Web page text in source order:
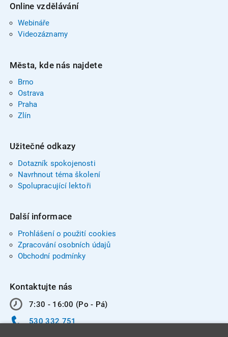
Online vzdělávání
Webináře
Videozáznamy
Města, kde nás najdete
Brno
Ostrava
Praha
Zlín
Užitečné odkazy
Dotazník spokojenosti
Navrhnout téma školení
Spolupracující lektoři
Další informace
Prohlášení o použití cookies
Zpracování osobních údajů
Obchodní podmínky
Kontaktujte nás
7:30 - 16:00 (Po - Pá)
530 332 751